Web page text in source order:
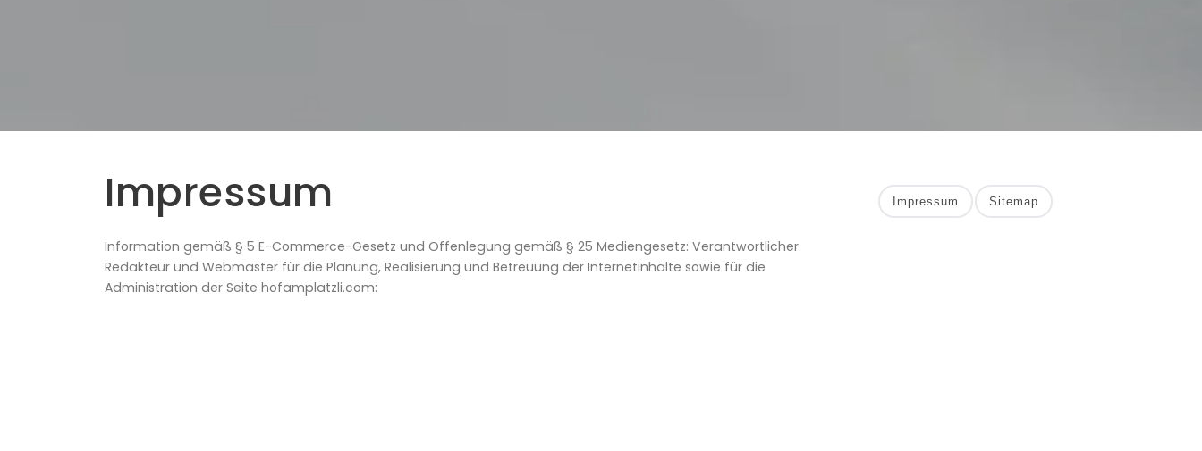
Impressum
Information gemäß § 5 E-Commerce-Gesetz und Offenlegung gemäß § 25 Mediengesetz: Verantwortlicher
Redakteur und Webmaster für die Planung, Realisierung und Betreuung der Internetinhalte sowie für die
Administration der Seite hofamplatzli.com:
Impressum Sitemap